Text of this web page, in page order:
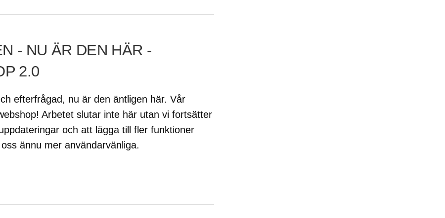
- NU ÄR DEN HÄR -
2.0
efterfrågad, nu är den äntligen här. Vår
Arbetet slutar inte här utan vi fortsätter
och att lägga till fler funktioner
ännu mer användarvänliga.